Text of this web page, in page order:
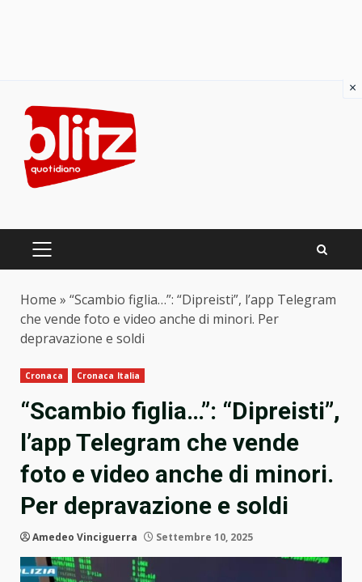
content
PRIMARY
Home » “Scambio figlia…”: “Dipreisti”, l’app Telegram
che vende foto e video anche di minori. Per
depravazione e soldi
Cronaca Cronaca Italia
“Scambio figlia…”: “Dipreisti”,
l’app Telegram che vende
foto e video anche di minori.
Per depravazione e soldi
Amedeo Vinciguerra Settembre 10, 2025
×